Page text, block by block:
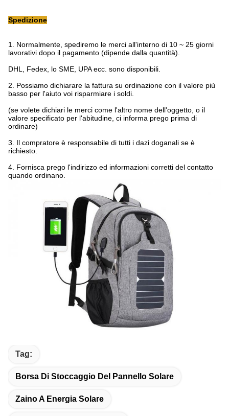
Spedizione
1. Normalmente, spediremo le merci all'interno di 10 ~ 25 giorni
lavorativi dopo il pagamento (dipende dalla quantità).
DHL, Fedex, lo SME, UPA ecc. sono disponibili.
2. Possiamo dichiarare la fattura su ordinazione con il valore più
basso per l'aiuto voi risparmiare i soldi.
(se volete dichiari le merci come l'altro nome dell'oggetto, o il
valore specificato per l'abitudine, ci informa prego prima di
ordinare)
3. Il compratore è responsabile di tutti i dazi doganali se è
richiesto.
4. Fornisca prego l'indirizzo ed informazioni corretti del contatto
quando ordinano.
Tag:
Borsa Di Stoccaggio Del Pannello Solare
Zaino A Energia Solare